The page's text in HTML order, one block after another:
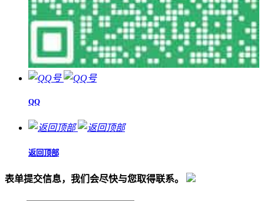
QQ
返回顶部
表单提交信息，我们会尽快与您取得联系。